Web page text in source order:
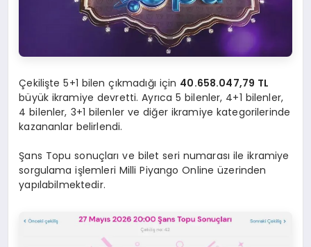
Çekilişte 5+1 bilen çıkmadığı için 40.658.047,79 TL
büyük ikramiye devretti. Ayrıca 5 bilenler, 4+1 bilenler,
4 bilenler, 3+1 bilenler ve diğer ikramiye kategorilerinde
kazananlar belirlendi.
Şans Topu sonuçları ve bilet seri numarası ile ikramiye
sorgulama işlemleri Milli Piyango Online üzerinden
yapılabilmektedir.